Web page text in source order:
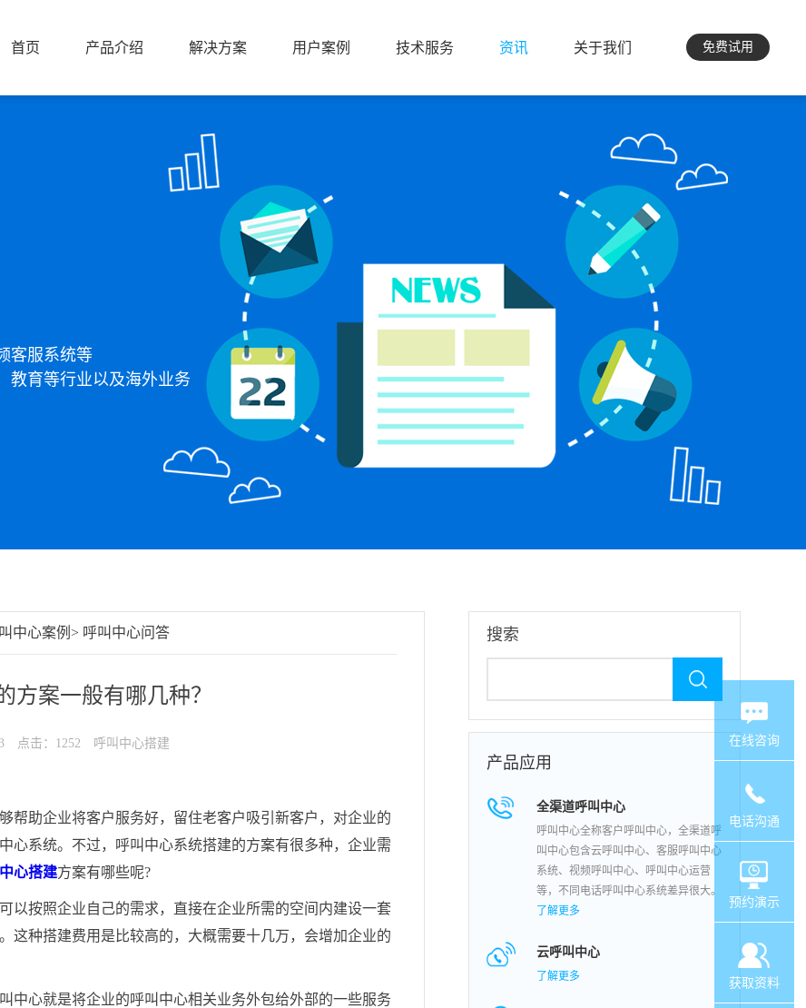
首页 产品介绍 解决方案
解决方案
用户案例 技术服务 资讯 关于我们
关于我们
免费试用
客服系统等
教育等行业以及海外业务
中心案例 > 呼叫中心问答
方案一般有哪几种？
点击：1252 呼叫中心搭建
助企业将客户服务好，留住老客户吸引新客户，对企业的
心系统。不过，呼叫中心系统搭建的方案有很多种，企业需
心搭建方案有哪些呢?
按照企业自己的需求，直接在企业所需的空间内建设一套
这种搭建费用是比较高的，大概需要十几万，会增加企业的
心就是将企业的呼叫中心相关业务外包给外部的一些服务
搜索
产品应用
全渠道呼叫中心
呼叫中心全称客户呼叫中心，全渠道呼
叫中心包含云呼叫中心、客服呼叫中心
系统、视频呼叫中心、呼叫中心运营
等，不同电话呼叫中心系统差异很大。
了解更多
云呼叫中心
了解更多
在线咨询
电话沟通
预约演示
获取资料